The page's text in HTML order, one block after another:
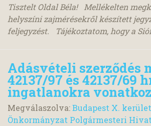
Tisztelt Oldal Béla! Mellékelten
helyszíni zajmérésekről készített
feljegyzést. Tájékoztatom, hogy a
Adásvételi szerződés
42137/97 és 42137/69
ingatlanokra
Megválaszolva:Budapest X.
Önkormányzat Polgármesteri